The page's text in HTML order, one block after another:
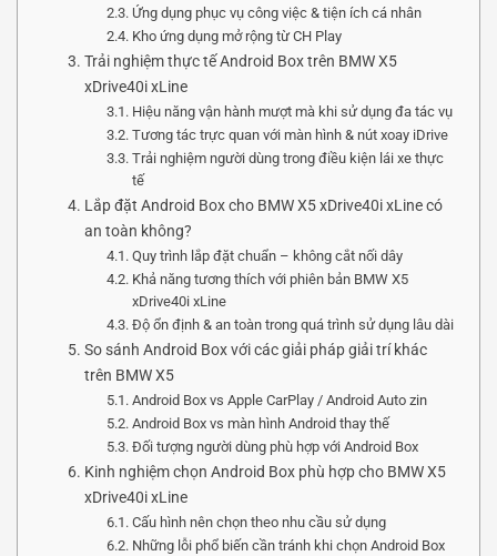
Ứng dụng phục vụ công việc & tiện ích cá nhân
Kho ứng dụng mở rộng từ CH Play
Trải nghiệm thực tế Android Box trên BMW X5
xDrive40i xLine
Hiệu năng vận hành mượt mà khi sử dụng đa tác vụ
Tương tác trực quan với màn hình & nút xoay iDrive
Trải nghiệm người dùng trong điều kiện lái xe thực
tế
Lắp đặt Android Box cho BMW X5 xDrive40i xLine có
an toàn không?
Quy trình lắp đặt chuẩn – không cắt nối dây
Khả năng tương thích với phiên bản BMW X5
xDrive40i xLine
Độ ổn định & an toàn trong quá trình sử dụng lâu dài
So sánh Android Box với các giải pháp giải trí khác
trên BMW X5
Android Box vs Apple CarPlay / Android Auto zin
Android Box vs màn hình Android thay thế
Đối tượng người dùng phù hợp với Android Box
Kinh nghiệm chọn Android Box phù hợp cho BMW X5
xDrive40i xLine
Cấu hình nên chọn theo nhu cầu sử dụng
Những lỗi phổ biến cần tránh khi chọn Android Box